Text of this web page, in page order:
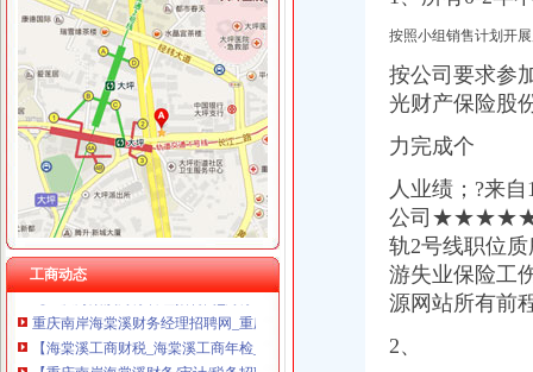
工商动态
海棠溪财务公司
【重庆海棠溪理财服务招聘网_理财服务招聘信息】-重庆智联招聘
重庆南岸海棠溪企业财税培训,重庆南岸海棠溪财税培训,重庆南岸海
【2009年各科所2月份目标工作计划】-聘网
海棠溪正街房价怎么样？重庆海棠溪正街房源|户型图|小区车位|交通地
【重庆四度文化媒有限公司】重庆四度文化媒有限公司电话,重庆
重庆市南岸区海棠溪企业咨询服务有限公司_【信用信息_诉讼信息_财
【重庆海棠溪财务管理招聘网_财务管理招聘信息】-重庆智联招聘
重庆南岸海棠溪财务经理招聘网_重庆南岸海棠溪财务经理人才网_重庆
【海棠溪工商财税_海棠溪工商年检_海棠溪工商代办】-58到家
【重庆南岸海棠溪财务/审计/税务招聘网|2017年重庆南岸海棠溪财务/审
按照小组销售计划开
按公司要求参
光财产保险
力完成个
人业绩；?来
公司
轨2号线职位
游失业保险工
源网站所有前
2、